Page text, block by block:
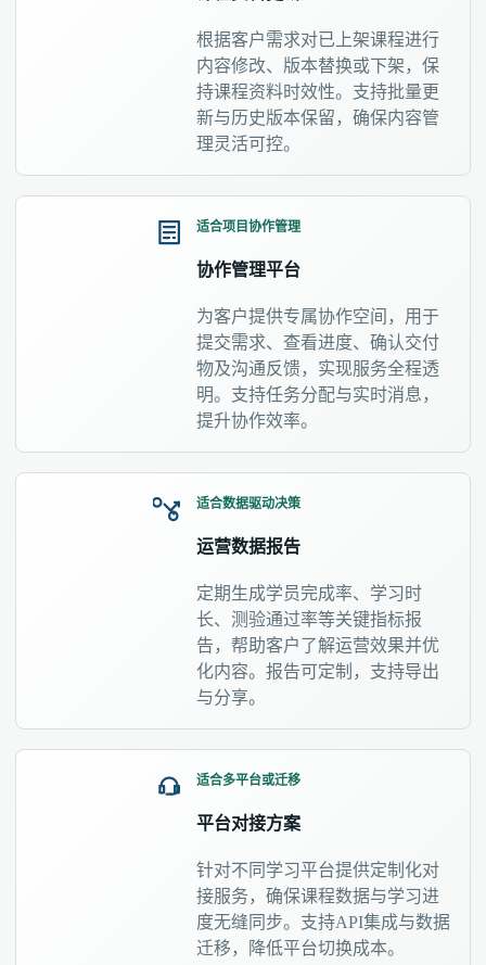
根据客户需求对已上架课程进行
内容修改、版本替换或下架，保
持课程资料时效性。支持批量更
新与历史版本保留，确保内容管
理灵活可控。
适合项目协作管理
协作管理平台
为客户提供专属协作空间，用于
提交需求、查看进度、确认交付
物及沟通反馈，实现服务全程透
明。支持任务分配与实时消息，
提升协作效率。
适合数据驱动决策
运营数据报告
定期生成学员完成率、学习时
长、测验通过率等关键指标报
告，帮助客户了解运营效果并优
化内容。报告可定制，支持导出
与分享。
适合多平台或迁移
平台对接方案
针对不同学习平台提供定制化对
接服务，确保课程数据与学习进
度无缝同步。支持API集成与数据
迁移，降低平台切换成本。